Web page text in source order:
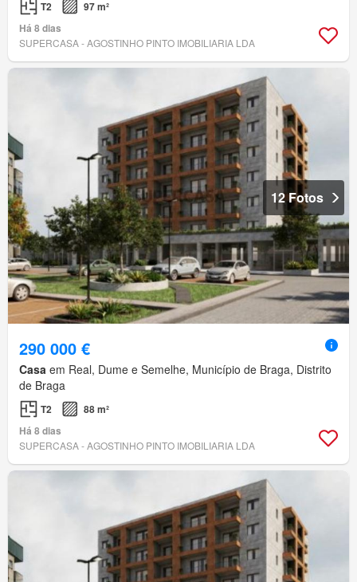
T2
97 m²
Há 8 dias
SUPERCASA - AGOSTINHO PINTO IMOBILIARIA LDA
12 Fotos
290 000 €
Casa em Real, Dume e Semelhe, Município de Braga, Distrito
de Braga
T2
88 m²
Há 8 dias
SUPERCASA - AGOSTINHO PINTO IMOBILIARIA LDA